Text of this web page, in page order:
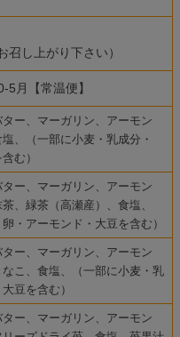
召し上がり下さい）
5月【常温便】
ー、マーガリン、アーモン
、（一部に小麦・乳成分・
む）
ー、マーガリン、アーモン
、緑茶（高瀬産）、食塩、
・アーモンド・大豆を含む）
ー、マーガリン、アーモン
なこ、食塩、（一部に小麦・乳
豆を含む）
ー、マーガリン、アーモン